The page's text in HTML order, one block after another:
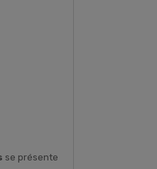
se présente